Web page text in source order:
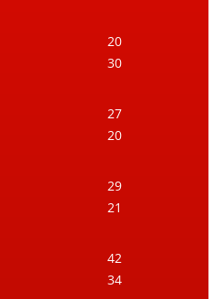
20
30
27
20
29
21
42
34